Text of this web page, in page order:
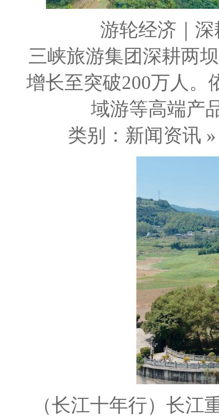
游轮经济｜
三峡旅游集团深耕两
增长至突破200万人。
域游等高端产
类别：新闻资
（长江十年行）长江